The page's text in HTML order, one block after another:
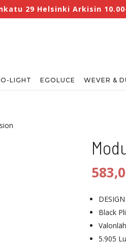
29 Helsinki Arkisin
LIGHT EGOLUCE WEVER &
Black
5.905